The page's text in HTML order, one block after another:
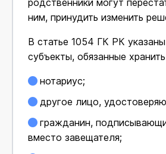
родственники могут
ним, принудить изменить
В статье 1054 ГК РК
субъекты, обязанные
нотариус;
другое лицо,
гражданин,
вместо завещателя;